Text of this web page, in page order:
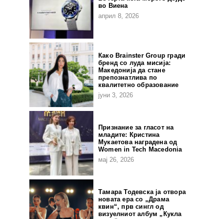
во Виена
април 8, 2026
Како Brainster Group гради
бренд со луда мисија:
Македонија да стане
препознатлива по
квалитетно образование
јуни 3, 2026
Признание за гласот на
младите: Кристина
Мукаетова наградена од
Women in Tech Macedonia
мај 26, 2026
Тамара Тодевска ја отвора
новата ера со „Драма
квин“, прв сингл од
визуелниот албум „Кукла